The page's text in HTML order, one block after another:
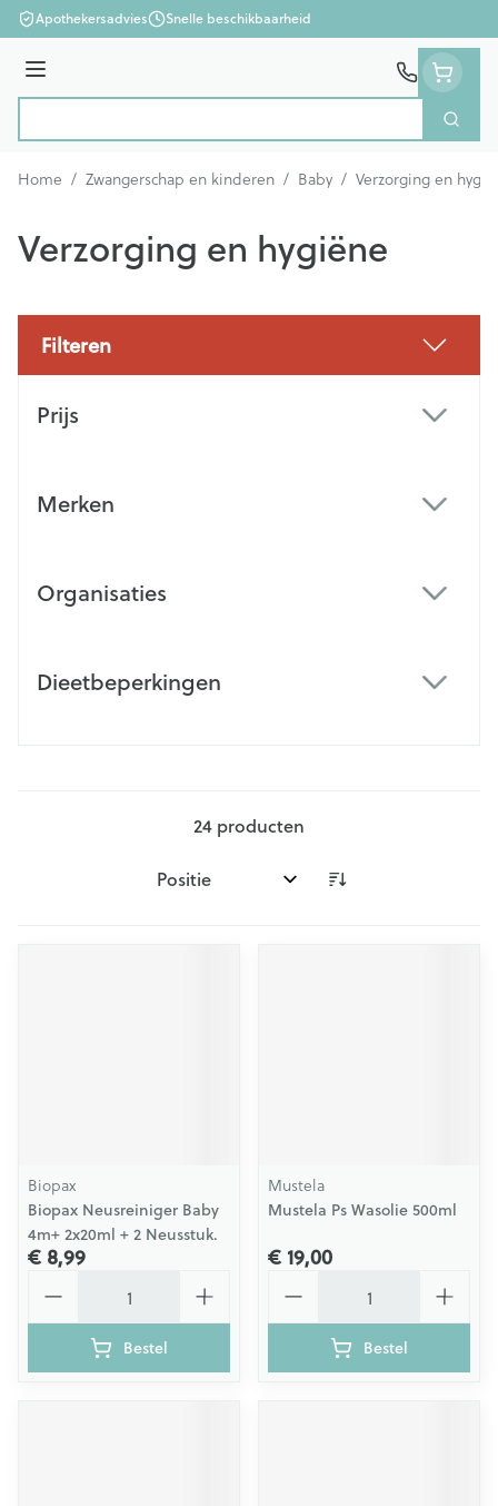
Ga naar de inhoud
Apothekersadvies Snelle beschikbaarheid
Menu
Zoek
Home / Zwangerschap en kinderen / Baby / Verzorging en
Verzorging en hygiëne
Filteren
Prijs
Merken
Organisaties
Dieetbeperkingen
24 producten
Sorteer op:
Biopax
Biopax Neusreiniger Baby
4m+ 2x20ml + 2 Neusstuk.
€ 8,99
Bestel
Mustela
Mustela Ps Wasolie 500ml
€ 19,00
Bestel